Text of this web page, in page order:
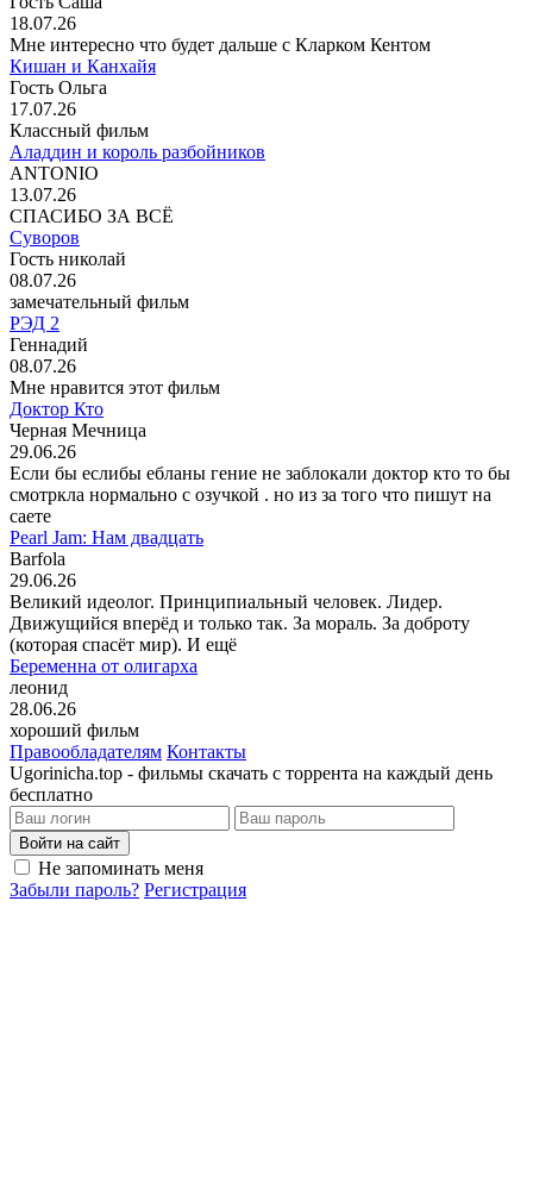
18.07.26
Мне интересно что будет дальше с Кларком Кентом
Кишан и Канхайя
Гость Ольга
17.07.26
Классный фильм
Аладдин и король разбойников
ANTONIO
13.07.26
СПАСИБО ЗА ВСЁ
Суворов
Гость николай
08.07.26
замечательный фильм
РЭД 2
Геннадий
08.07.26
Мне нравится этот фильм
Доктор Кто
Черная Мечница
29.06.26
Если бы еслибы ебланы гение не заблокали доктор кто то бы
смотркла нормально с озучкой . но из за того что пишут на
саете
Pearl Jam: Нам двадцать
Barfola
29.06.26
Великий идеолог. Принципиальный человек. Лидер.
Движущийся вперёд и только так. За мораль. За доброту
(которая спасёт мир). И ещё
Беременна от олигарха
леонид
28.06.26
хороший фильм
Правообладателям Контакты
Ugorinicha.top - фильмы скачать с торрента на каждый день
бесплатно
Войти на сайт
Не запоминать меня
Забыли пароль? Регистрация